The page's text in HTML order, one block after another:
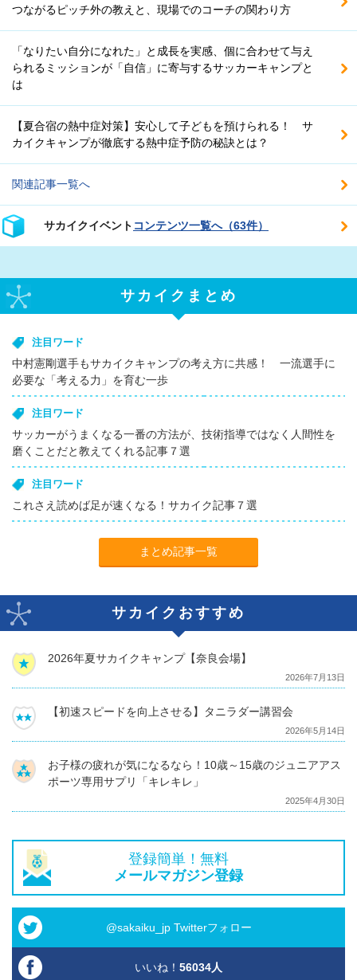
つながるピッチ外の教えと、現場でのコーチの関わり方
「なりたい自分になれた」と成長を実感、個に合わせて与え
られるミッションが「自信」に寄与するサッカーキャンプと
は
【夏合宿の熱中症対策】安心して子どもを預けられる！ サ
カイクキャンプが徹底する熱中症予防の秘訣とは？
関連記事一覧へ
サカイクイベント コンテンツ一覧へ（63件）
サカイクまとめ
注目ワード
中村憲剛選手もサカイクキャンプの考え方に共感！ 一流選手に
必要な「考える力」を育む一歩
注目ワード
サッカーがうまくなる一番の方法が、技術指導ではなく人間性を
磨くことだと教えてくれる記事７選
注目ワード
これさえ読めば足が速くなる！サカイク記事７選
まとめ記事一覧
サカイクおすすめ
2026年夏サカイクキャンプ【奈良会場】
2026年7月13日
【初速スピードを向上させる】タニラダー講習会
2026年5月14日
お子様の疲れが気になるなら！10歳～15歳のジュニアアス
ポーツ専用サプリ「キレキレ」
2025年4月30日
登録簡単！無料
メールマガジン登録
@sakaiku_jp Twitterフォロー
いいね！ 56034人